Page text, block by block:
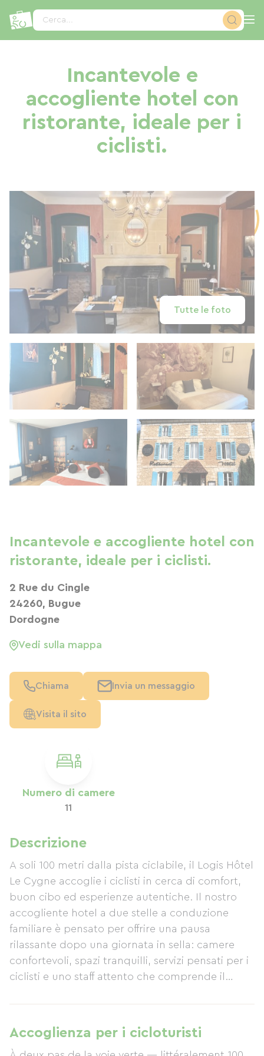
Cerca...
Incantevole e
accogliente hotel con
ristorante, ideale per i
ciclisti.
Tutte le foto
Numero di camere
11
Descrizione
A soli 100 metri dalla pista ciclabile, il Logis Hôtel
Le Cygne accoglie i ciclisti in cerca di comfort,
buon cibo ed esperienze autentiche. Il nostro
accogliente hotel a due stelle a conduzione
familiare è pensato per offrire una pausa
rilassante dopo una giornata in sella: camere
confortevoli, spazi tranquilli, servizi pensati per i
ciclisti e uno staff attento che comprende il
ricaricarvi con una generosa cucina locale ricca
di sapori. Un'esperienza gourmet dove sentirsi a
Accoglienza per i cicloturisti
Incantevole e accogliente hotel con
ristorante, ideale per i ciclisti.
2 Rue du Cingle
24260, Bugue
Dordogne
Vedi sulla mappa
Chiama Invia un messaggio
Visita il sito
Pannello di gestione dei cookies